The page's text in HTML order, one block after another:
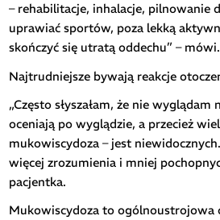
– rehabilitacje, inhalacje, pilnowanie
uprawiać sportów, poza lekką
skończyć się utratą oddechu” – mówi.
Najtrudniejsze bywają reakcje
„Często słyszałam, że nie wyglądam
oceniają po wyglądzie, a przecież
mukowiscydoza – jest
więcej zrozumienia i mniej
pacjentka.
Mukowiscydoza to ogólnoustrojowa